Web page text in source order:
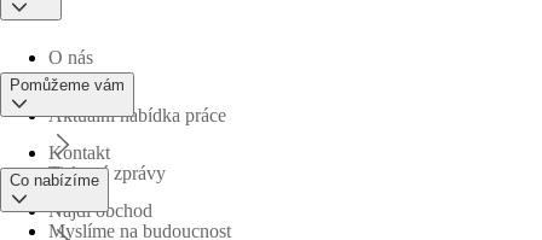
O nás
Aktuální nabídka práce
Tiskové zprávy
Myslíme na budoucnost
Pomůžeme vám
Kontakt
Najdi obchod
Co nabízíme